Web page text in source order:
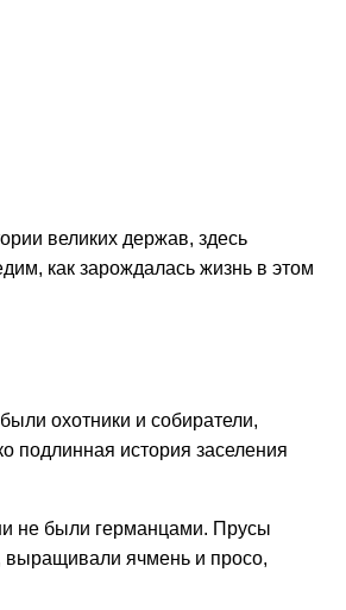
великих держав, здесь
как зарождалась жизнь в этом
охотники и собиратели,
подлинная история заселения
не были германцами. Прусы
выращивали ячмень и просо,